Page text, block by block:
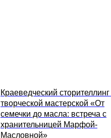
Краеведческий сторителлинг
творческой мастерской «От
семечки до масла: встреча с
хранительницей Марфой-
Масловной»